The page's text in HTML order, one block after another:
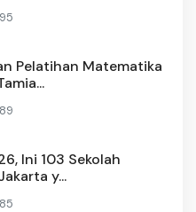
Pelatihan Matematika
Ini 103 Sekolah
y...